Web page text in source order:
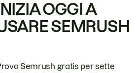
INIZIA OGGI A
SEMRUSH
Semrush gratis per sette